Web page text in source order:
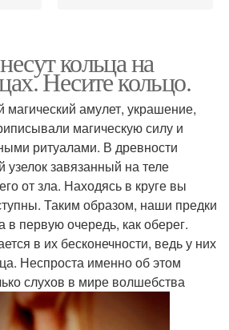
кольца на
Несите кольцо.
амулет, украшение,
магическую силу и
ритуалами. В древности
узелок завязанный на теле
от зла. Находясь в круге вы
Таким образом, наши предки
в первую очередь, как оберег.
в их бесконечности, ведь у них
Неспроста именно об этом
слухов в мире волшебства